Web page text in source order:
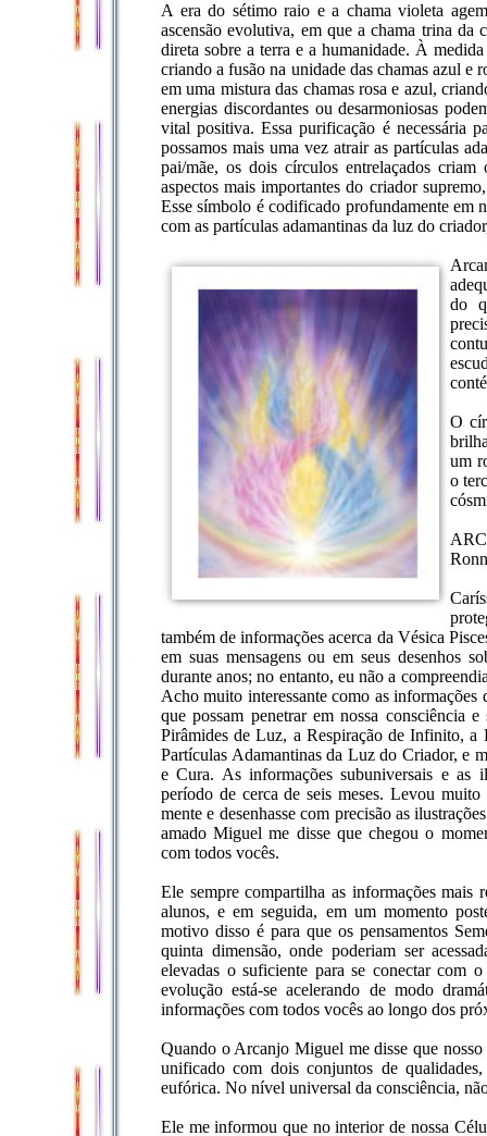
A era do sétimo raio e a chama violeta
ascensão evolutiva, em que a chama trina da
direta sobre a terra e a humanidade. À
criando a fusão na unidade das chamas azul e
em uma mistura das chamas rosa e azul,
energias discordantes ou desarmoniosas
vital positiva. Essa purificação é necessária
possamos mais uma vez atrair as partículas
pai/mãe, os dois círculos entrelaçados
aspectos mais importantes do criador
Esse símbolo é codificado profundamente em
com as partículas adamantinas da luz do
A
do
O
um
o
também de informações acerca da Vésica
em suas mensagens ou em seus desenhos
durante anos; no entanto, eu não a
Acho muito interessante como as informações
que possam penetrar em nossa consciência
Pirâmides de Luz, a Respiração de Infinito,
Partículas Adamantinas da Luz do Criador, e
e Cura. As informações subuniversais e as
período de cerca de seis meses. Levou
mente e desenhasse com precisão as
amado Miguel me disse que chegou o
com todos vocês.
Ele sempre compartilha as informações mais
alunos, e em seguida, em um momento
motivo disso é para que os pensamentos
quinta dimensão, onde poderiam ser
elevadas o suficiente para se conectar com
evolução está-se acelerando de modo
informações com todos vocês ao longo dos
Quando o Arcanjo Miguel me disse que
unificado com dois conjuntos de
eufórica. No nível universal da consciência,
Ele me informou que no interior de nossa